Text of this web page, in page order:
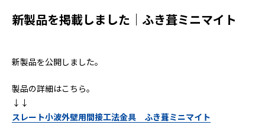
新製品を掲載しました｜ふき葺ミニマイト
新製品を公開しました。
製品の詳細はこちら。
↓↓
スレート小波外壁用間接工法金具 ふき葺ミニマイト